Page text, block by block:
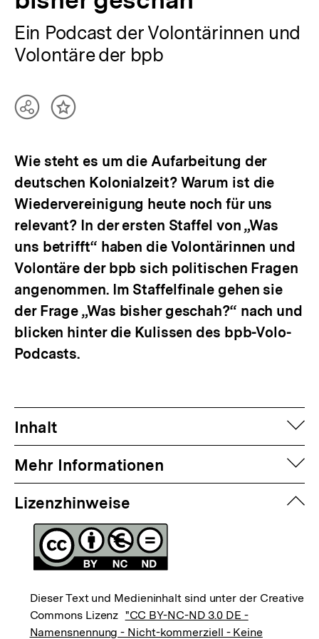
Ein Podcast der Volontärinnen und
Volontäre der bpb
TeilenInhalt
Wie steht es um die Aufarbeitung der
deutschen Kolonialzeit? Warum ist die
Wiedervereinigung heute noch für uns
relevant? In der ersten Staffel von „Was
uns betrifft“ haben die Volontärinnen und
Volontäre der bpb sich politischen Fragen
angenommen. Im Staffelfinale gehen sie
der Frage „Was bisher geschah?“ nach und
blicken hinter die Kulissen des bpb-Volo-
Podcasts.
Inhalt
Mehr Informationen
Lizenzhinweise
Dieser Text und Medieninhalt sind unter der Creative
Commons Lizenz "CC BY-NC-ND 3.0 DE -
Namensnennung - Nicht-kommerziell - Keine